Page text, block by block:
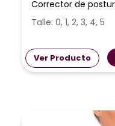
Corrector de
Talle: 0, 1, 2, 3, 4, 5
Ver Producto